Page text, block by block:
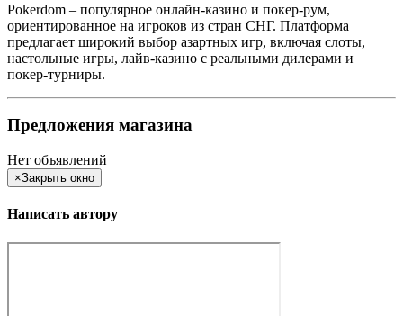
Pokerdom – популярное онлайн-казино и покер-рум,
ориентированное на игроков из стран СНГ. Платформа
предлагает широкий выбор азартных игр, включая слоты,
настольные игры, лайв-казино с реальными дилерами и
покер-турниры.
Предложения магазина
Нет объявлений
×Закрыть окно
Написать автору